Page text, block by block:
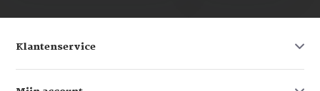
Klantenservice